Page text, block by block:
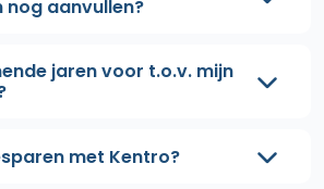
nog aanvullen?
jaren voor t.o.v. mijn
met Kentro?